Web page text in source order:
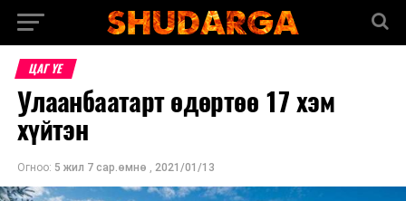
ЦАГ ҮЕ
Улаанбаатарт өдөртөө 17 хэм
хүйтэн
Огноо: 5 жил 7 сар.өмнө , 2021/01/13